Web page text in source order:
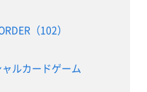
（102）
ルカードゲーム